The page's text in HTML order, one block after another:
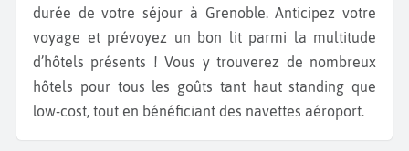
durée de votre séjour à Grenoble. Anticipez votre
voyage et prévoyez un bon lit parmi la multitude
d’hôtels présents ! Vous y trouverez de nombreux
hôtels pour tous les goûts tant haut standing que
low-cost, tout en bénéficiant des navettes aéroport.